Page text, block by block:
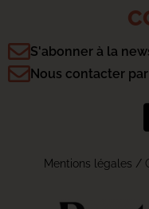
S'abonner à la
Nous contacter
Mentions légales /